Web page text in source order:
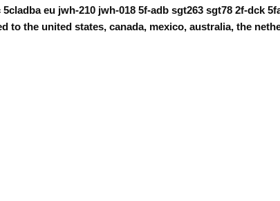
eu jwh-210 jwh-018 5f-adb sgt263 sgt78 2f-dck
to the united states, canada, mexico, australia, the